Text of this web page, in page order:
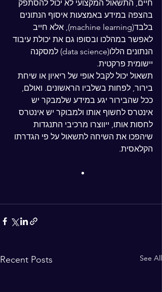
חיים, התשאול המקצועי לא יכול להסתפק
בהצפה במידע באמצעות איסוף הנתונים
בלבד(machine learning), אלא חייב
לאפשר במהלכו ובסופו גם את יכולת עיבוד
הנתונים הללו(data science) למסקנה
יישומית פרקטית.
תשאול יכול לקבל אופי של ריאיון או שיחת
בירור, לפחות בשלביו הראשונים. ואולם,
ככל שהבירור יגע במידע שלמבקר יש
אינטרס לחשוף אותו ולמבוקר יש אינטרס
לחסות אותו, ייווצרו מרכיבי התנגדות
שיהפכו את השיחה לתשאול על פי הגדרתו
הקלאסית.
Recent Posts See All